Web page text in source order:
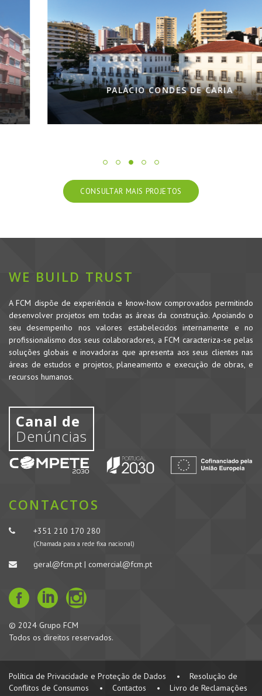
PALÁCIO CONDES DE CARIA
CONSULTAR MAIS PROJETOS
WE BUILD TRUST
A FCM dispõe de experiência e know-how comprovados permitindo
desenvolver projetos em todas as áreas da construção. Apoiando o
seu desempenho nos valores estabelecidos internamente e no
profissionalismo dos seus colaboradores, a FCM caracteriza-se pelas
soluções globais e inovadoras que apresenta aos seus clientes nas
áreas de estudos e projetos, planeamento e execução de obras, e
recursos humanos.
Canal de
Denúncias
CONTACTOS
+351 210 170 280
(Chamada para a rede fixa nacional)
geral@fcm.pt | comercial@fcm.pt
© 2024 Grupo FCM
Todos os direitos reservados.
Política de Privacidade e Proteção de Dados •
Resolução de
Conflitos de Consumos
• Contactos • Livro de Reclamações